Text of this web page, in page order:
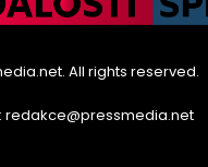
All rights reserved.
redakce@pressmedia.net